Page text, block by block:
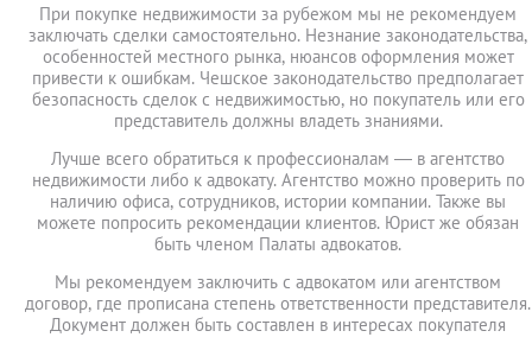
При покупке недвижимости за рубежом мы не рекомендуем
заключать сделки самостоятельно. Незнание законодательства,
особенностей местного рынка, нюансов оформления может
привести к ошибкам. Чешское законодательство предполагает
безопасность сделок с недвижимостью, но покупатель или его
представитель должны владеть знаниями.
Лучше всего обратиться к профессионалам — в агентство
недвижимости либо к адвокату. Агентство можно проверить по
наличию офиса, сотрудников, истории компании. Также вы
можете попросить рекомендации клиентов. Юрист же обязан
быть членом Палаты адвокатов.
Мы рекомендуем заключить с адвокатом или агентством
договор, где прописана степень ответственности представителя.
Документ должен быть составлен в интересах покупателя